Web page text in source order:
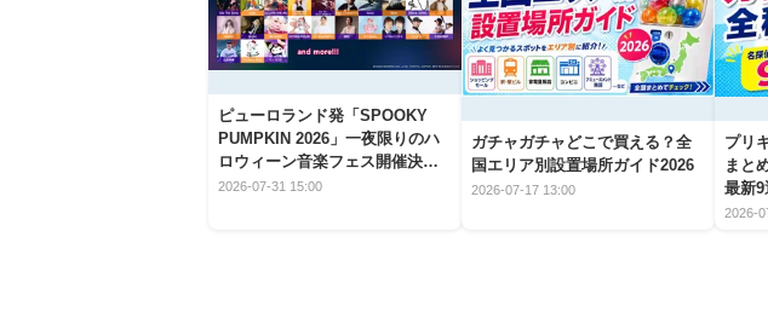
ピューロランド発「SPOOKY
PUMPKIN 2026」一夜限りのハ
ロウィーン音楽フェス開催決
定！
2026-07-31 15:00
ガチャガチャどこで買える？全
国エリア別設置場所ガイド2026
2026-07-17 13:00
プリ
まと
最新9
2026-